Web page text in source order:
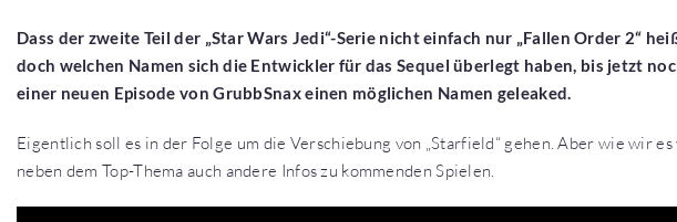
Dass der zweite Teil der „Star Wars Jedi“-Serie nicht einfach nur „Fallen Order 2“
doch welchen Namen sich die Entwickler für das Sequel überlegt haben, bis jetzt
einer neuen Episode von GrubbSnax einen möglichen Namen geleaked.
Eigentlich soll es in der Folge um die Verschiebung von „Starfield“ gehen. Aber wie wir
neben dem Top-Thema auch andere Infos zu kommenden Spielen.